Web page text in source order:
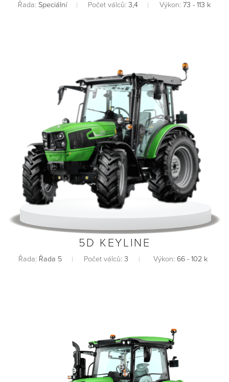
Řada: Speciální Počet válců: 3,4 Výkon: 73 - 113 k
5D KEYLINE
Řada: Řada 5 Počet válců: 3 Výkon: 66 - 102 k